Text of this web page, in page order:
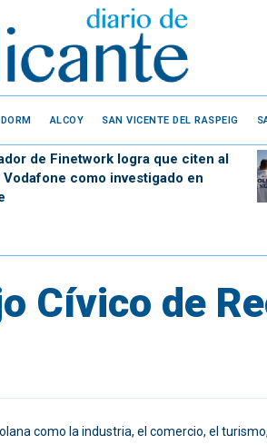
ALCOY SAN VICENTE DEL RASPEIG
de Finetwork logra que citen al
Vodafone como investigado en
Cívico de
como la industria, el comercio, el